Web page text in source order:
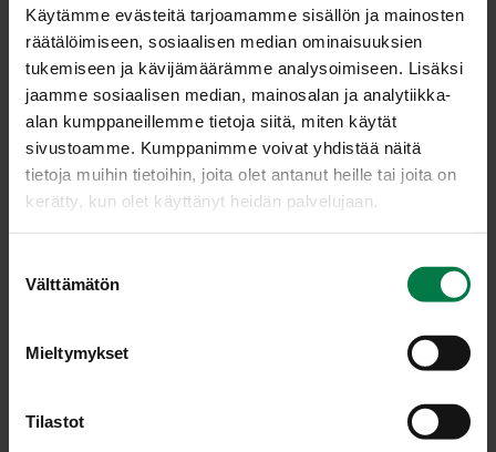
Käytämme evästeitä tarjoamamme sisällön ja mainosten
räätälöimiseen, sosiaalisen median ominaisuuksien
tukemiseen ja kävijämäärämme analysoimiseen. Lisäksi
jaamme sosiaalisen median, mainosalan ja analytiikka-
alan kumppaneillemme tietoja siitä, miten käytät
sivustoamme. Kumppanimme voivat yhdistää näitä
tietoja muihin tietoihin, joita olet antanut heille tai joita on
kerätty, kun olet käyttänyt heidän palvelujaan.
Välttämätön
Mieltymykset
Tilastot
pohjasta pois, jolloin tomaatit pysyvät paremmin
pystyssä. Hienonna sinihomejuusto pieniksi muruiksi.
Sekoita raejuuston joukkoon sinihomejuustomurut,
omena- tai kurkkukuutiot ja yrttisilppu. Täytä
tomaatinpuolikkaat seoksella. Koristele tuoreella
basilikalla tai persiljalla.
Tarjoa alkuruokana tai pääruoan lisäkkeenä.
Ohje: Kotimaiset Kasvikset ry
Lakto-ovovegetaariset ohjeet,